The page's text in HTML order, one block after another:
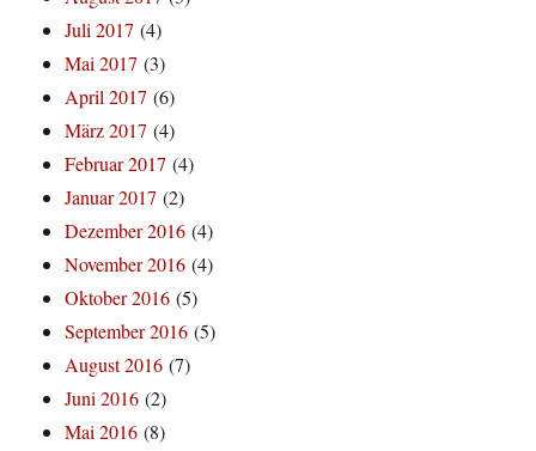
Juli 2017 (4)
Mai 2017 (3)
April 2017 (6)
März 2017 (4)
Februar 2017 (4)
Januar 2017 (2)
Dezember 2016 (4)
November 2016 (4)
Oktober 2016 (5)
September 2016 (5)
August 2016 (7)
Juni 2016 (2)
Mai 2016 (8)